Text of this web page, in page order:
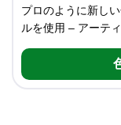
プロのように新し
ルを使用 – アーテ